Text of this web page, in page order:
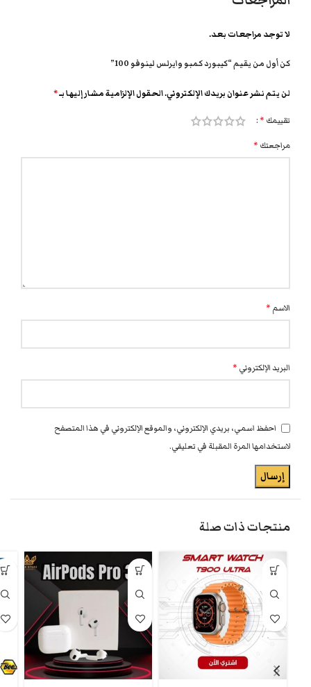
لا توجد مراجعات بعد.
كن أول من يقيم “كيبورد كمبو وايرلس لينوفو 100”
لن يتم نشر عنوان بريدك الإلكتروني.الحقول الإلزامية مشار إليها بـ*
تقييمك *
مراجعتك *
الاسم *
البريد الإلكتروني *
احفظ اسمي، بريدي الإلكتروني، والموقع الإلكتروني في هذا المتصفح
لاستخدامها المرة المقبلة في تعليقي.
منتجات ذات صلة